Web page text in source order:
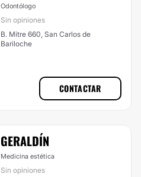
Odontólogo
Sin opiniones
B. Mitre 660, San Carlos de
Bariloche
CONTACTAR
GERALDÍN
Medicina estética
Sin opiniones